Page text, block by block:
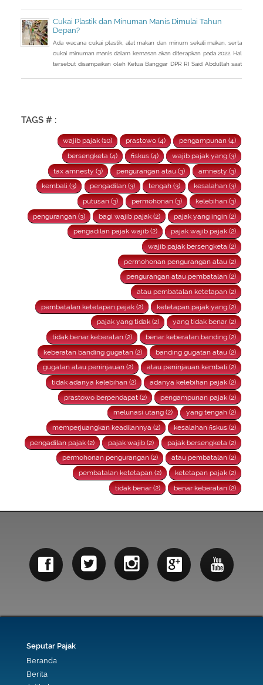
Cukai Plastik dan Minuman Manis Dimulai Tahun
Depan?
Ada wacana cukai plastik, alat makan dan minum sekali makan, serta
cukai minuman manis dalam kemasan akan diterapkan pada 2022. Hal
tersebut disampaikan oleh Ketua Banggar DPR RI Said Abdullah saat
TAGS # :
wajib pajak (10) prastowo (4)
pengampunan (4)
bersengketa (4)
fiskus (4)
wajib pajak yang (3)
tax amnesty (3)
pengurangan atau (3)
amnesty (3)
kembali (3)
pengadilan (3) tengah (3)
kesalahan (3)
putusan (3)
permohonan (3)
kelebihan (3)
pengurangan (3)
bagi wajib pajak (2)
pajak yang ingin (2)
pengadilan pajak wajib (2)
pajak wajib pajak (2)
wajib pajak bersengketa (2)
permohonan pengurangan atau (2)
pengurangan atau pembatalan (2)
atau pembatalan ketetapan (2)
pembatalan ketetapan pajak (2)
ketetapan pajak yang (2)
pajak yang tidak (2)
yang tidak benar (2)
tidak benar keberatan (2)
benar keberatan banding (2)
keberatan banding gugatan (2)
banding gugatan atau (2)
gugatan atau peninjauan (2)
atau peninjauan kembali (2)
tidak adanya kelebihan (2)
adanya kelebihan pajak (2)
prastowo berpendapat (2)
pengampunan pajak (2)
melunasi utang (2)
yang tengah (2)
memperjuangkan keadilannya (2)
kesalahan fiskus (2)
pengadilan pajak (2)
pajak wajib (2)
pajak bersengketa (2)
permohonan pengurangan (2)
atau pembatalan (2)
pembatalan ketetapan (2)
ketetapan pajak (2)
tidak benar (2)
benar keberatan (2)
Seputar Pajak
Beranda
Berita